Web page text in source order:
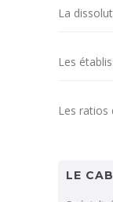
La
Les
Les ratios
LE